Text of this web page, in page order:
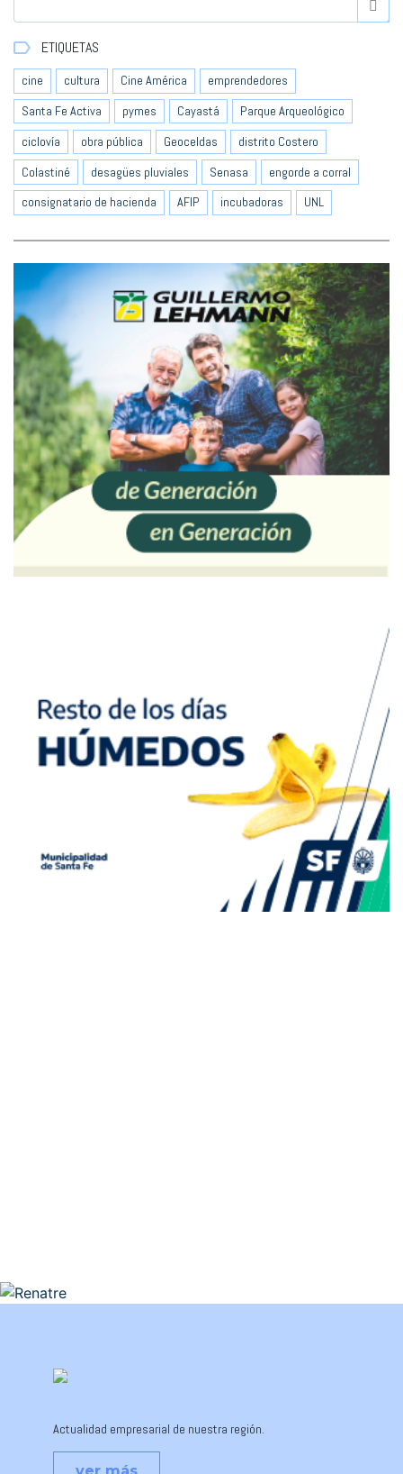
ETIQUETAS
cine cultura Cine América
emprendedores
Santa Fe Activa
pymes Cayastá
Parque Arqueológico
ciclovía
obra pública Geoceldas
distrito Costero
Colastiné
desagües pluviales Senasa
engorde a corral
consignatario de hacienda
AFIP incubadoras UNL
Actualidad empresarial de nuestra región.